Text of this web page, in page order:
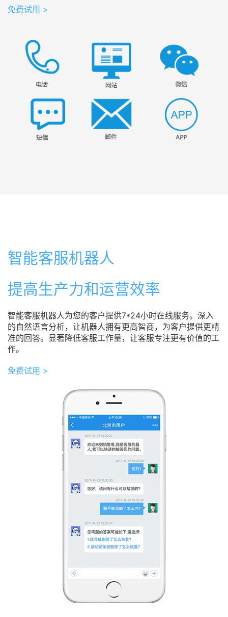
免费试用 >
智能客服机器人
提高生产力和运营效率
智能客服机器人为您的客户提供7*24小时在线服务。深入
的自然语言分析，让机器人拥有更高智商，为客户提供更精
准的回答。显著降低客服工作量，让客服专注更有价值的工
作。
免费试用 >